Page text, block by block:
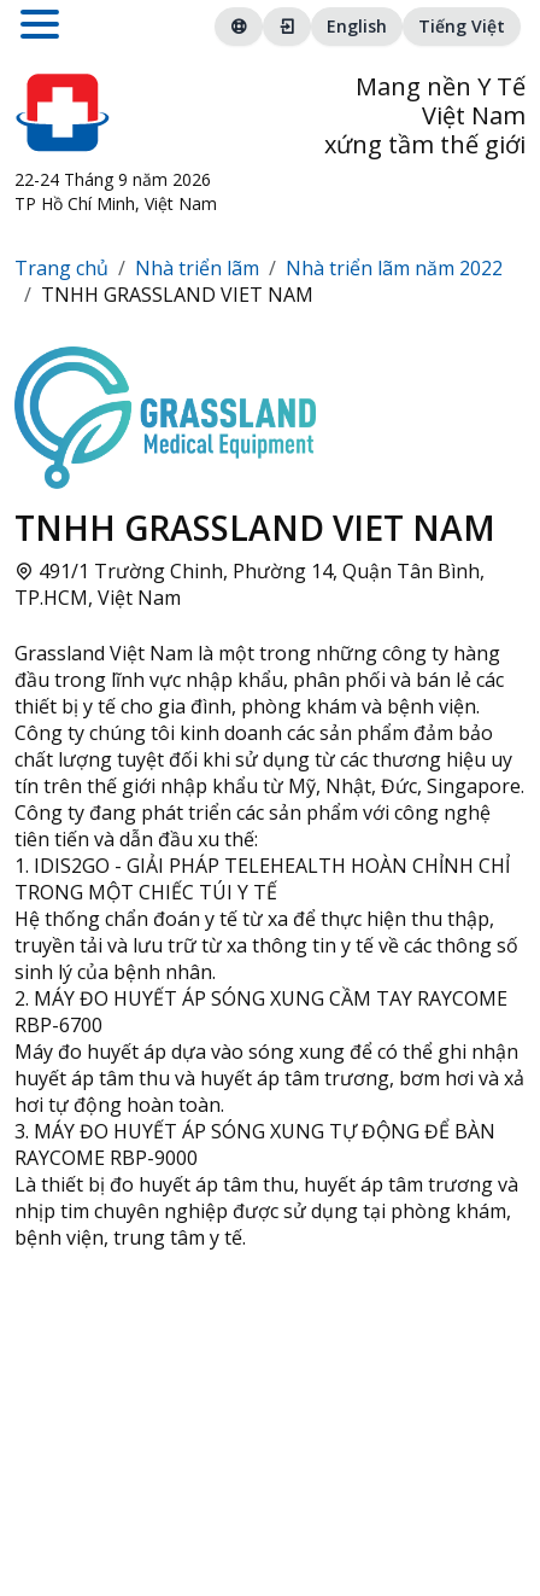
English Tiếng Việt
22-24 Tháng 9 năm 2026
TP Hồ Chí Minh, Việt Nam
Mang nền Y Tế
Việt Nam
xứng tầm thế giới
Trang chủ Nhà triển lãm
Nhà triển lãm năm 2022
TNHH GRASSLAND VIET NAM
TNHH GRASSLAND VIET NAM
491/1 Trường Chinh, Phường 14, Quận Tân Bình,
TP.HCM, Việt Nam
Grassland Việt Nam là một trong những công ty hàng
đầu trong lĩnh vực nhập khẩu, phân phối và bán lẻ các
thiết bị y tế cho gia đình, phòng khám và bệnh viện.
Công ty chúng tôi kinh doanh các sản phẩm đảm bảo
chất lượng tuyệt đối khi sử dụng từ các thương hiệu uy
tín trên thế giới nhập khẩu từ Mỹ, Nhật, Đức, Singapore.
Công ty đang phát triển các sản phẩm với công nghệ
tiên tiến và dẫn đầu xu thế:
1. IDIS2GO - GIẢI PHÁP TELEHEALTH HOÀN CHỈNH CHỈ
TRONG MỘT CHIẾC TÚI Y TẾ
Hệ thống chẩn đoán y tế từ xa để thực hiện thu thập,
truyền tải và lưu trữ từ xa thông tin y tế về các thông số
sinh lý của bệnh nhân.
2. MÁY ĐO HUYẾT ÁP SÓNG XUNG CẦM TAY RAYCOME
RBP-6700
Máy đo huyết áp dựa vào sóng xung để có thể ghi nhận
huyết áp tâm thu và huyết áp tâm trương, bơm hơi và xả
hơi tự động hoàn toàn.
3. MÁY ĐO HUYẾT ÁP SÓNG XUNG TỰ ĐỘNG ĐỂ BÀN
RAYCOME RBP-9000
Là thiết bị đo huyết áp tâm thu, huyết áp tâm trương và
nhịp tim chuyên nghiệp được sử dụng tại phòng khám,
bệnh viện, trung tâm y tế.